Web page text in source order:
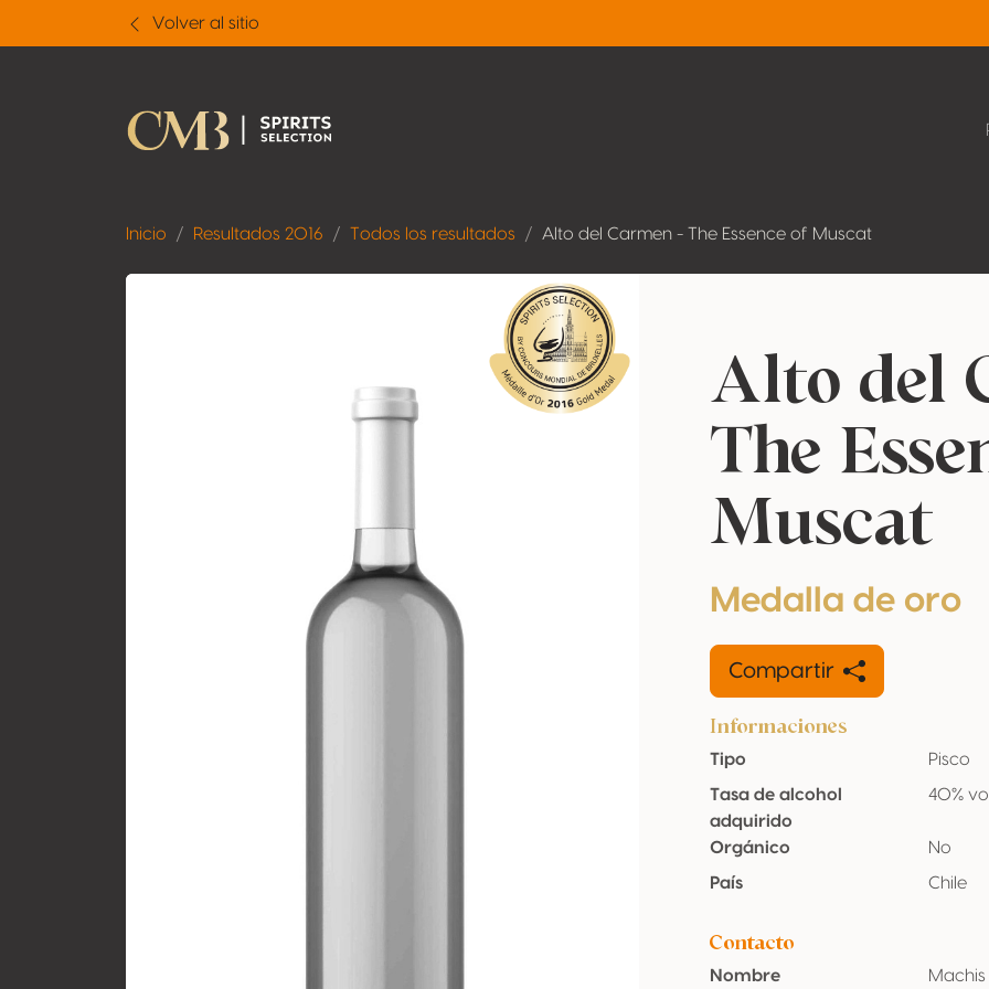
Volver al sitio
Inicio Resultados 2016 Todos los resultados Alto del Carmen - The Essence of Muscat
Alto del
The
Muscat
Medalla de oro
Compartir
Informaciones
Tipo
Pisco
Tasa de alcohol
adquirido
40%
Orgánico
No
País
Chile
Contacto
Nombre Machis